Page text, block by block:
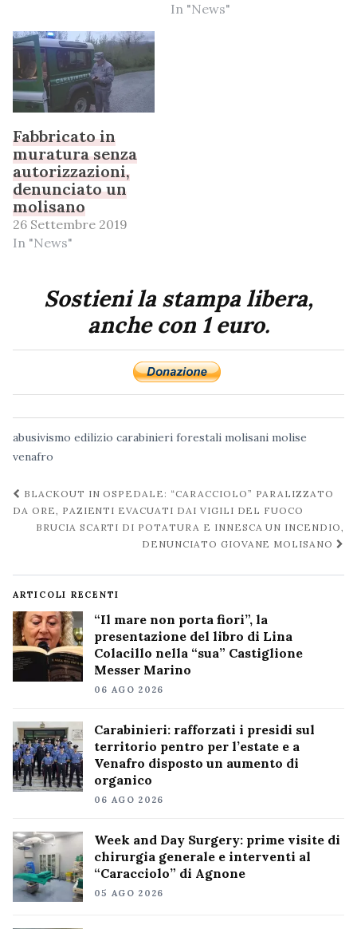
In "News"
Fabbricato in
muratura senza
autorizzazioni,
denunciato un
molisano
26 Settembre 2019
In "News"
Sostieni la stampa libera,
anche con 1 euro.
abusivismo edilizio carabinieri forestali molisani molise
venafro
Navigazione
post
BLACKOUT IN OSPEDALE: “CARACCIOLO” PARALIZZATO
DA ORE, PAZIENTI EVACUATI DAI VIGILI DEL FUOCO
BRUCIA SCARTI DI POTATURA E INNESCA UN INCENDIO,
DENUNCIATO GIOVANE MOLISANO
ARTICOLI RECENTI
“Il mare non porta fiori”, la
presentazione del libro di Lina
Colacillo nella “sua” Castiglione
Messer Marino
06 AGO 2026
Carabinieri: rafforzati i presidi sul
territorio pentro per l’estate e a
Venafro disposto un aumento di
organico
06 AGO 2026
Week and Day Surgery: prime visite di
chirurgia generale e interventi al
“Caracciolo” di Agnone
05 AGO 2026